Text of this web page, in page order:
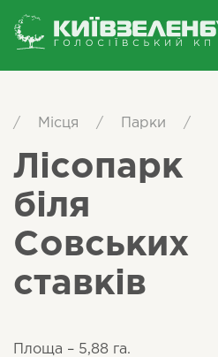
/ Місця / Парки /
Лісопарк
біля
Совських
ставків
Площа – 5,88 га.